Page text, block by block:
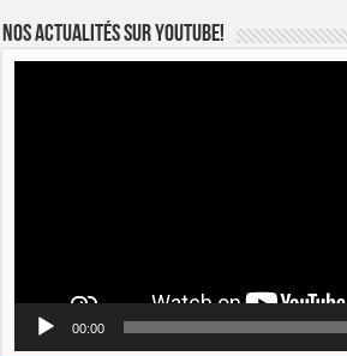
Nos actualités sur YOUTUBE!
00:00